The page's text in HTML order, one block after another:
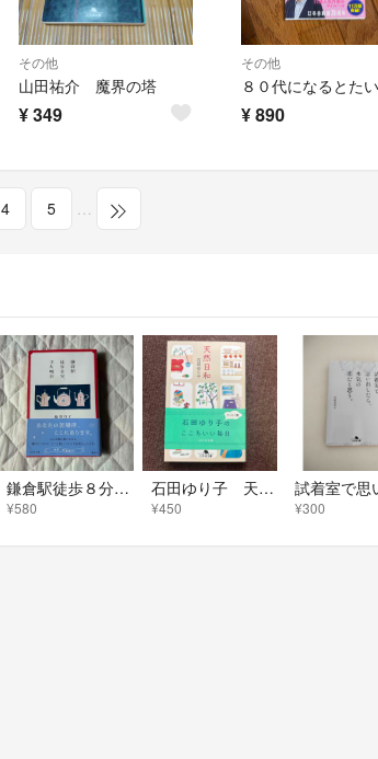
その他
山田祐介 魔界の塔
¥349
その他
¥890
4 5 …
鎌倉駅徒歩８分、また明日 文庫本
¥580
石田ゆり子 天然日和
¥450 ¥300